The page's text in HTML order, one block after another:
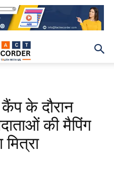
के दौरान
की मैपिंग